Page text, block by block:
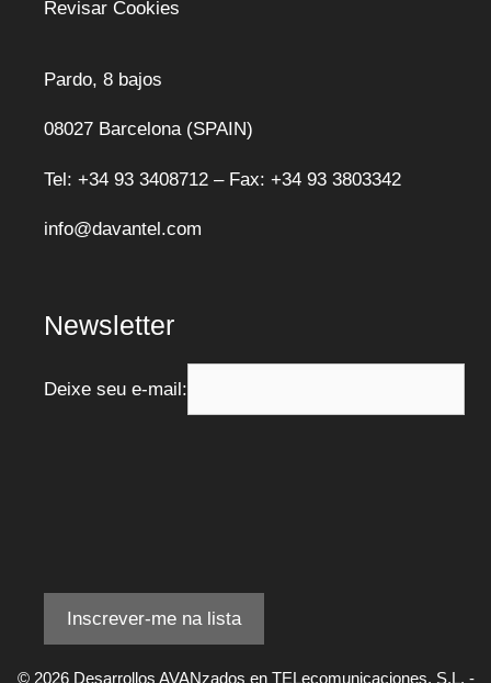
Revisar Cookies
Pardo, 8 bajos
08027 Barcelona (SPAIN)
Tel: +34 93 3408712 – Fax: +34 93 3803342
info@davantel.com
Newsletter
Deixe seu e-mail:
© 2026 Desarrollos AVANzados en TELecomunicaciones, S.L. -